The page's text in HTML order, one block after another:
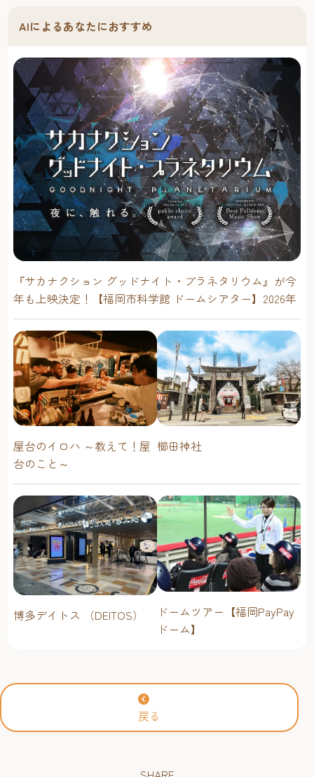
AIによるあなたにおすすめ
『サカナクション グッドナイト・プラネタリウム』が今
年も上映決定！【福岡市科学館 ドームシアター】2026年
屋台のイロハ ～教えて！屋
台のこと～
櫛田神社
博多デイトス （DEITOS）
ドームツアー【福岡PayPay
ドーム】
戻る